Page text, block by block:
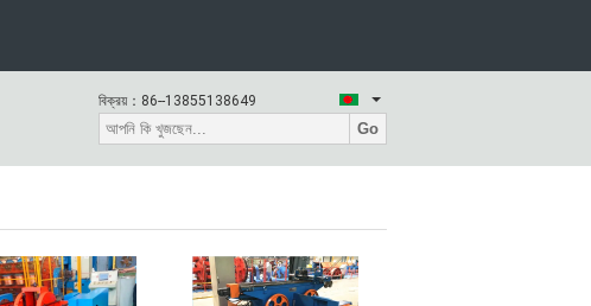
বিক্রয়： 86--13855138649
Go